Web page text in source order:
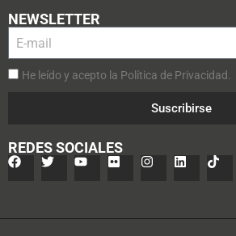
NEWSLETTER
He leído y acepto la Política de Privacidad.
Suscribirse
REDES SOCIALES